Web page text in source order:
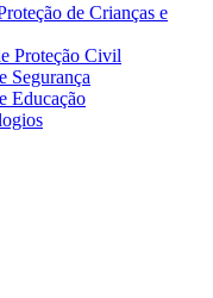
de Crianças e
Proteção Civil
Segurança
Educação